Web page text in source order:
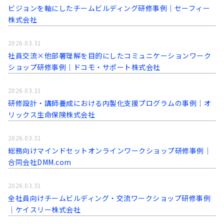
ビジョンを軸にしたチームビルディング研修事例｜セーフィー
株式会社
社員交流×他部署理解を目的にしたコミュニケーションワーク
ショップ研修事例│ドコモ・サポート株式会社
2026.03.31
研修設計・講師養成における内製化支援プログラムの事例│オ
リックス生命保険株式会社
2026.03.31
総務向けマインドセットオンラインワークショップ研修事例│
合同会社DMM.com
2026.03.31
全社員向けチームビルディング・交流ワークショップ研修事例
│ケイスリー株式会社
2026.03.31